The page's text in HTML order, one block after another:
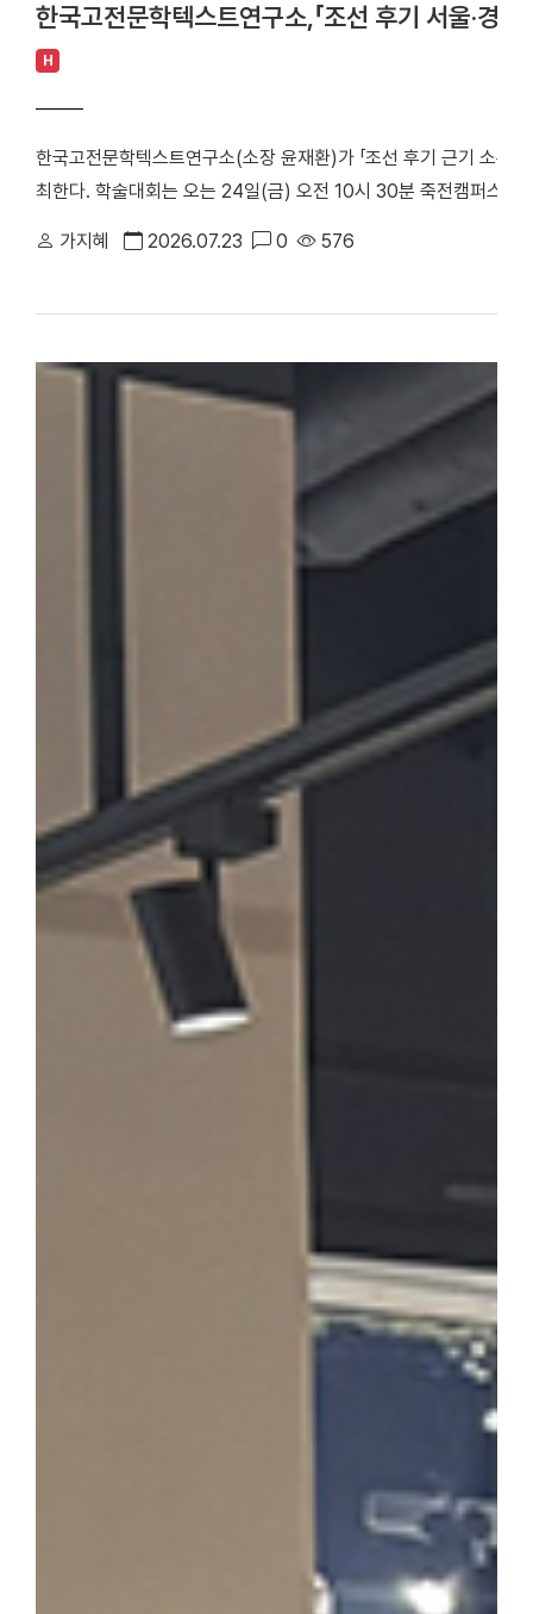
한국고전문학텍스트연구소,「조선 후기 서울·경
H
한국고전문학텍스트연구소(소장 윤재환)가 「조선 후기 근기 소론
최한다. 학술대회는 오는 24일(금) 오전 10시 30분 죽전캠퍼스
론 형성기 문인의 전개와 문학론」을 발표·토론한다. △유진희 연구
반 소론계 관료 문인의 시문학」을 발표·토론한다. 2부 세션에서
문학 이론」으로 시작된다. 이어 △유명석 연구교수(단국대)와 송
시문학」을 발표·토론한다. △박희인 연구교수(단국대)와 김민학
관과 시적 지향」을 발표·토론한다. △채지수 연구교수(단국대)와
이씨 문인들의 문학론과 한시」를 발표·토론한다. △이황진 교수(
론계 문인의 문학론과 한시」를 발표·토론한다. 윤재환 소장은 "
가지혜 2026.07.23 0 576